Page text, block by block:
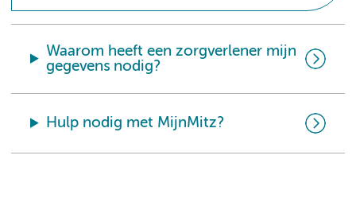
Waarom heeft een zorgverlener mijn
gegevens nodig?
Hulp nodig met MijnMitz?